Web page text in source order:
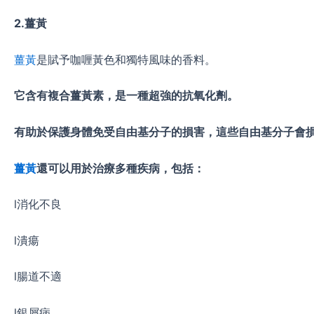
2.薑黃
薑黃是賦予咖喱黃色和獨特風味的香料。
它含有複合薑黃素，是一種超強的抗氧化劑。
有助於保護身體免受自由基分子的損害，這些自由基分子會
薑黃還可以用於治療多種疾病，包括：
l消化不良
l潰瘍
l腸道不適